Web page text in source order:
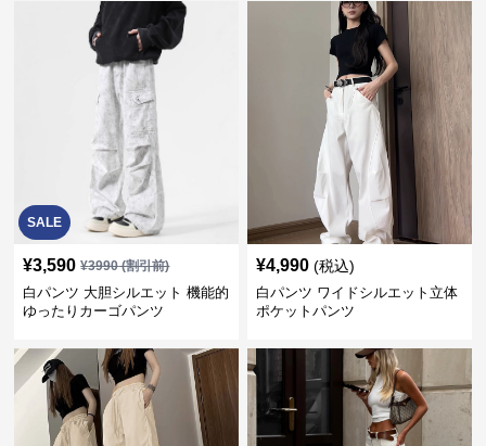
SALE
¥3,590 ¥3990(割引前)
白パンツ 大胆シルエット 機能的
ゆったりカーゴパンツ
¥4,990 (税込)
白パンツ ワイドシルエット立体
ポケットパンツ